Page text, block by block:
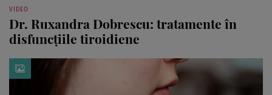
VIDEO
Dr. Ruxandra Dobrescu: tratamente în
disfuncțiile tiroidiene